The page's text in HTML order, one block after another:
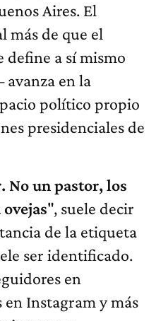
Aires. El
más de que el
a sí mismo
en la
político propio
presidenciales de
No un pastor, los
", suele decir
de la etiqueta
ser identificado.
en
en Instagram y más